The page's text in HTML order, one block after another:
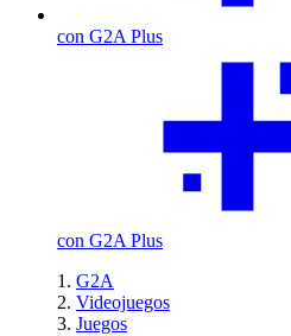
con G2A Plus
con G2A Plus
G2A
Videojuegos
Juegos